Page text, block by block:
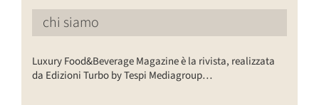
chi siamo
Luxury Food&Beverage Magazine è la rivista, realizzata
da Edizioni Turbo by Tespi Mediagroup…